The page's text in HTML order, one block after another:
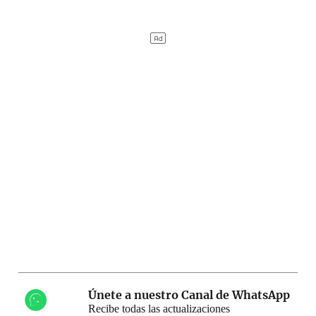
Únete a nuestro Canal de WhatsApp
Recibe todas las actualizaciones